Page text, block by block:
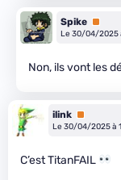
Spike Premium
Le 30/04/2025
Non, ils vont les
ilink Premium
Le 30/04/2025 à
C’est TitanFAIL